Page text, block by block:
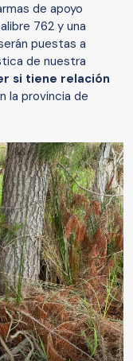
de apoyo
762 y una
puestas a
de nuestra
si tiene relación
la provincia de